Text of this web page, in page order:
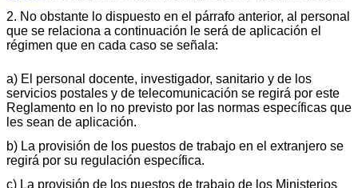
2. No obstante lo dispuesto en el párrafo anterior, al personal
que se relaciona a continuación le será de aplicación el
régimen que en cada caso se señala:
a) El personal docente, investigador, sanitario y de los
servicios postales y de telecomunicación se regirá por este
Reglamento en lo no previsto por las normas específicas que
les sean de aplicación.
b) La provisión de los puestos de trabajo en el extranjero se
regirá por su regulación específica.
c) La provisión de los puestos de trabajo de los Ministerios